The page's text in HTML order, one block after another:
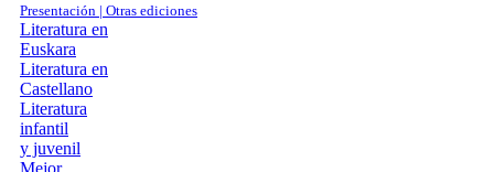
Presentación | Otras ediciones
Literatura en
Euskara
Literatura en
Castellano
Literatura
infantil
y juvenil
Mejor